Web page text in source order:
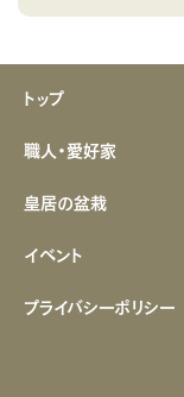
トップ
職人・愛好家
皇居の盆栽
イベント
プライバシーポリシー